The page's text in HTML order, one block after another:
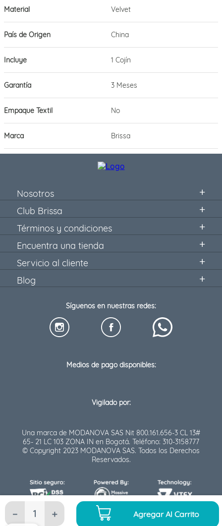
＋
－ Agregar Al Carrito
Material Velvet
País de Origen China
Incluye 1 Cojín
Garantía 3 Meses
Empaque Textil No
Marca Brissa
Nosotros
Club Brissa
Términos y condiciones
Encuentra una tienda
Servicio al cliente
Blog
Síguenos en nuestras redes:
Medios de pago disponibles:
Vigilado por:
Una marca de MODANOVA SAS Nit 800.161.656-3 CL 13#
65- 21 LC 103 ZONA IN en Bogotá. Teléfono: 310-3158777
© Copyright 2023 MODANOVA SAS. Todos los Derechos
Reservados.